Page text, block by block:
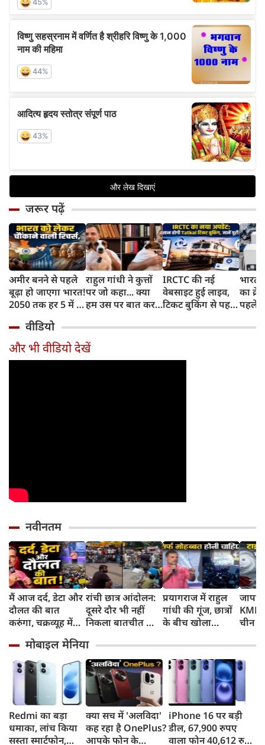
जरूर पढ़ें
अमीर बनने से पहले
बूढ़ा हो जाएगा भारत!
2050 तक हर 5 में 1
साल से ज्यादा उम्र का
राहुल गांधी ने कुत्तों
पर जो कहा... क्या
हम उस पर बात कर
IRCTC की नई
वेबसाइट हुई लाइव,
टिकट बुकिंग से पहले
काम, जानें पूरा
भारत
का
पहले
और
वीडियो
और भी वीडियो देखें
नवीनतम
मैं आज दर्द, डेटा और
दौलत की बात
करुंगा, चक्रव्यूह में
रील नशा है, छात्रों की
गूंज में बोले राहुल
गांधी
रांची छात्र आंदोलन:
दूसरे दौर भी नहीं
निकला बातचीत का
जयराम महतो ने
किया अनशन का
ऐलान
प्रयागराज में राहुल
गांधी की गूंज, छात्रों
के बीच खोला
दरवाजों' का सच
चीन
में
स्कूल
मोबाइल मेनिया
Redmi का बड़ा
धमाका, लांच किया
सस्ता स्मार्टफोन,
क्या सच में 'अलविदा'
कह रहा है OnePlus?
आपके फोन के
iPhone 16 पर बड़ी
डील, 67,900 रुपए
वाला फोन 40,612 रुपए